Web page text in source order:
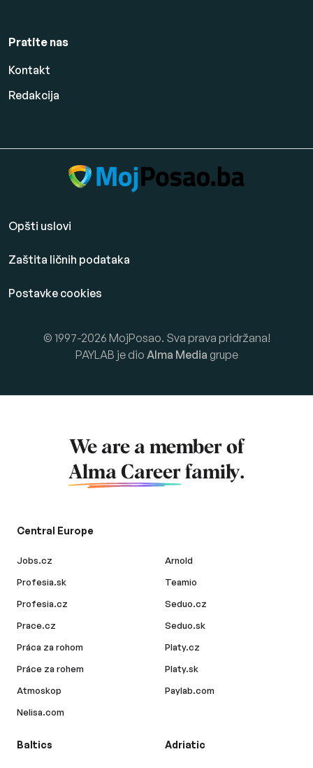
Pratite nas
Kontakt
Redakcija
Opšti uslovi
Zaštita ličnih podataka
Postavke cookies
© 1997-2026 MojPosao. Sva prava pridržana!
PAYLAB je dio Alma Media grupe
We are a member of
Alma Career family.
Central Europe
Jobs.cz
Profesia.sk
Profesia.cz
Prace.cz
Práca za rohom
Práce za rohem
Atmoskop
Nelisa.com
Arnold
Teamio
Seduo.cz
Seduo.sk
Platy.cz
Platy.sk
Paylab.com
Baltics Adriatic